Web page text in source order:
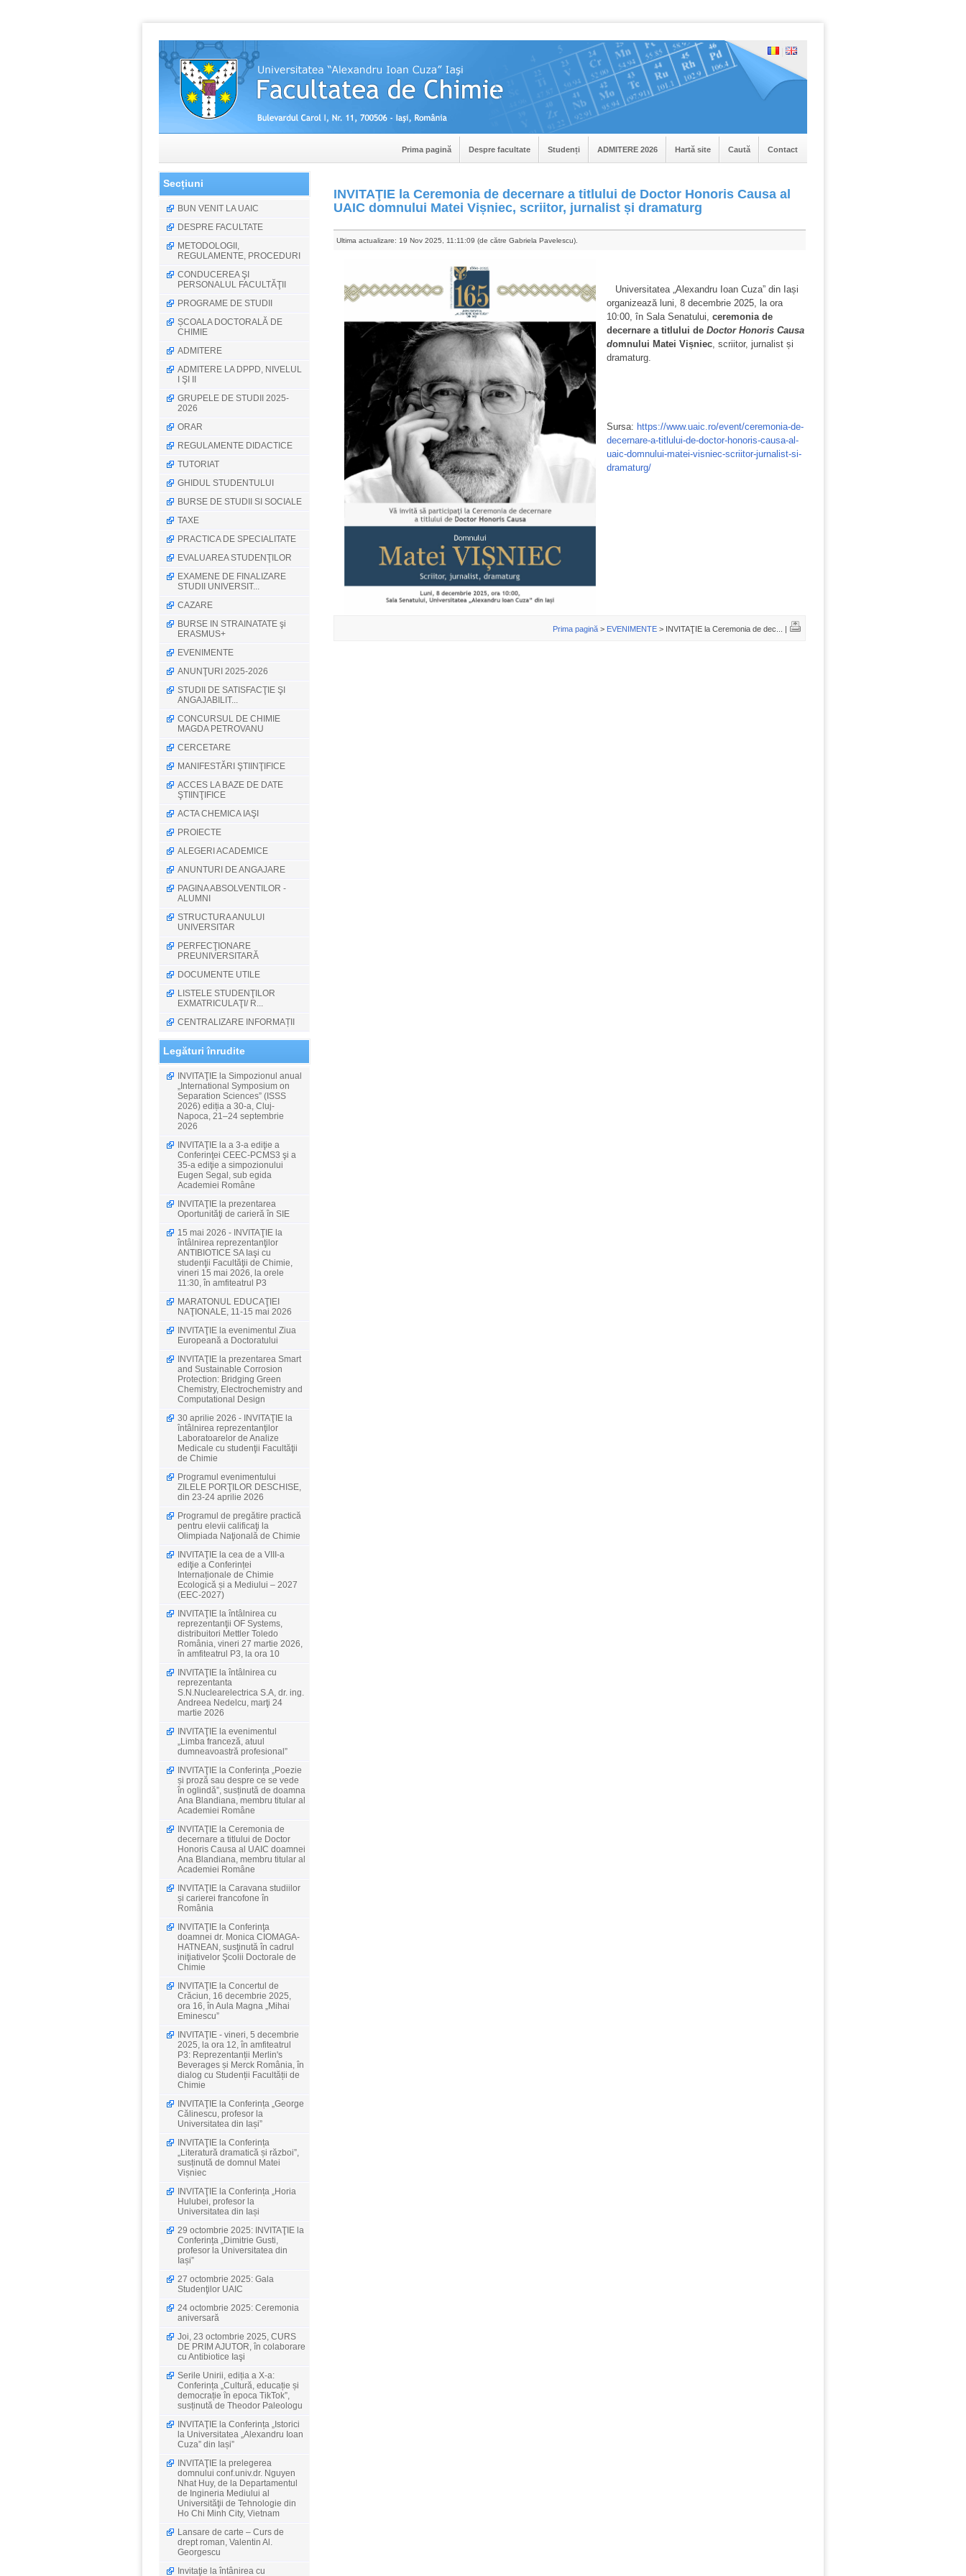
Prima pagină Despre facultate Studenți ADMITERE 2026 Hartă site Caută Contact
Secțiuni
BUN VENIT LA UAIC
DESPRE FACULTATE
METODOLOGII,
REGULAMENTE, PROCEDURI
CONDUCEREA ŞI
PERSONALUL FACULTĂŢII
PROGRAME DE STUDII
ȘCOALA DOCTORALĂ DE
CHIMIE
ADMITERE
ADMITERE LA DPPD, NIVELUL
I ŞI II
GRUPELE DE STUDII 2025-
2026
ORAR
REGULAMENTE DIDACTICE
TUTORIAT
GHIDUL STUDENTULUI
BURSE DE STUDII SI SOCIALE
TAXE
PRACTICA DE SPECIALITATE
EVALUAREA STUDENŢILOR
EXAMENE DE FINALIZARE
STUDII UNIVERSIT...
CAZARE
BURSE IN STRAINATATE şi
ERASMUS+
EVENIMENTE
ANUNŢURI 2025-2026
STUDII DE SATISFACŢIE ŞI
ANGAJABILIT...
CONCURSUL DE CHIMIE
MAGDA PETROVANU
CERCETARE
MANIFESTĂRI ŞTIINŢIFICE
ACCES LA BAZE DE DATE
ŞTIINŢIFICE
ACTA CHEMICA IAŞI
PROIECTE
ALEGERI ACADEMICE
ANUNTURI DE ANGAJARE
PAGINA ABSOLVENTILOR -
ALUMNI
STRUCTURA ANULUI
UNIVERSITAR
PERFECŢIONARE
PREUNIVERSITARĂ
DOCUMENTE UTILE
LISTELE STUDENŢILOR
EXMATRICULAŢI/ R...
CENTRALIZARE INFORMAȚII
Legături înrudite
INVITAŢIE la Simpozionul anual
„International Symposium on
Separation Sciences” (ISSS
2026) ediția a 30-a, Cluj-
Napoca, 21–24 septembrie
2026
INVITAŢIE la a 3-a ediţie a
Conferinţei CEEC-PCMS3 şi a
35-a ediţie a simpozionului
Eugen Segal, sub egida
Academiei Române
INVITAŢIE la prezentarea
Oportunităţi de carieră în SIE
15 mai 2026 - INVITAŢIE la
întâlnirea reprezentanţilor
ANTIBIOTICE SA Iaşi cu
studenţii Facultăţii de Chimie,
vineri 15 mai 2026, la orele
11:30, în amfiteatrul P3
MARATONUL EDUCAŢIEI
NAŢIONALE, 11-15 mai 2026
INVITAŢIE la evenimentul Ziua
Europeană a Doctoratului
INVITAŢIE la prezentarea Smart
and Sustainable Corrosion
Protection: Bridging Green
Chemistry, Electrochemistry and
Computational Design
30 aprilie 2026 - INVITAŢIE la
întâlnirea reprezentanţilor
Laboratoarelor de Analize
Medicale cu studenţii Facultăţii
de Chimie
Programul evenimentului
ZILELE PORŢILOR DESCHISE,
din 23-24 aprilie 2026
Programul de pregătire practică
pentru elevii calificaţi la
Olimpiada Naţională de Chimie
INVITAŢIE la cea de a VIII-a
ediţie a Conferinței
Internaționale de Chimie
Ecologică și a Mediului – 2027
(EEC-2027)
INVITAŢIE la întâlnirea cu
reprezentanţii OF Systems,
distribuitori Mettler Toledo
România, vineri 27 martie 2026,
în amfiteatrul P3, la ora 10
INVITAŢIE la întâlnirea cu
reprezentanta
S.N.Nuclearelectrica S.A, dr. ing.
Andreea Nedelcu, marţi 24
martie 2026
INVITAŢIE la evenimentul
„Limba franceză, atuul
dumneavoastră profesional”
INVITAŢIE la Conferința „Poezie
și proză sau despre ce se vede
în oglindă”, susținută de doamna
Ana Blandiana, membru titular al
Academiei Române
INVITAŢIE la Ceremonia de
decernare a titlului de Doctor
Honoris Causa al UAIC doamnei
Ana Blandiana, membru titular al
Academiei Române
INVITAŢIE la Caravana studiilor
și carierei francofone în
România
INVITAŢIE la Conferinţa
doamnei dr. Monica CIOMAGA-
HATNEAN, susţinută în cadrul
iniţiativelor Şcolii Doctorale de
Chimie
INVITAŢIE la Concertul de
Crăciun, 16 decembrie 2025,
ora 16, în Aula Magna „Mihai
Eminescu”
INVITAŢIE - vineri, 5 decembrie
2025, la ora 12, în amfiteatrul
P3: Reprezentanții Merlin's
Beverages și Merck România, în
dialog cu Studenții Facultății de
Chimie
INVITAŢIE la Conferința „George
Călinescu, profesor la
Universitatea din Iași”
INVITAŢIE la Conferința
„Literatură dramatică și război”,
susținută de domnul Matei
Vișniec
INVITAŢIE la Conferința „Horia
Hulubei, profesor la
Universitatea din Iași
29 octombrie 2025: INVITAŢIE la
Conferința „Dimitrie Gusti,
profesor la Universitatea din
Iași”
27 octombrie 2025: Gala
Studenţilor UAIC
24 octombrie 2025: Ceremonia
aniversară
Joi, 23 octombrie 2025, CURS
DE PRIM AJUTOR, în colaborare
cu Antibiotice Iaşi
Serile Unirii, ediția a X-a:
Conferința „Cultură, educație și
democrație în epoca TikTok”,
susținută de Theodor Paleologu
INVITAŢIE la Conferința „Istorici
la Universitatea „Alexandru Ioan
Cuza” din Iași”
INVITAŢIE la prelegerea
domnului conf.univ.dr. Nguyen
Nhat Huy, de la Departamentul
de Ingineria Mediului al
Universităţii de Tehnologie din
Ho Chi Minh City, Vietnam
Lansare de carte – Curs de
drept roman, Valentin Al.
Georgescu
Invitaţie la întânirea cu
INVITAŢIE la Ceremonia de decernare a titlului de Doctor Honoris Causa al
UAIC domnului Matei Vișniec, scriitor, jurnalist și dramaturg
Ultima actualizare: 19 Nov 2025, 11:11:09 (de către Gabriela Pavelescu).
Universitatea „Alexandru Ioan Cuza” din Iași
organizează luni, 8 decembrie 2025, la ora
10:00, în Sala Senatului, ceremonia de
decernare a titlului de Doctor Honoris Causa
domnului Matei Vișniec, scriitor, jurnalist și
dramaturg.
Sursa: https://www.uaic.ro/event/ceremonia-de-
decernare-a-titlului-de-doctor-honoris-causa-al-
uaic-domnului-matei-visniec-scriitor-jurnalist-si-
dramaturg/
Prima pagină > EVENIMENTE > INVITAŢIE la Ceremonia de dec... |